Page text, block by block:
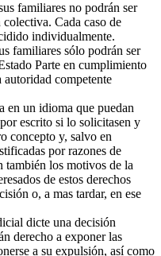
familiares no podrán ser
Cada caso de
individualmente.
familiares sólo podrán ser
Parte en cumplimiento
autoridad competente
en un idioma que puedan
escrito si lo solicitasen y
concepto y, salvo en
por razones de
también los motivos de la
de estos derechos
o, a mas tardar, en ese
dicte una decisión
derecho a exponer las
a su expulsión, así como